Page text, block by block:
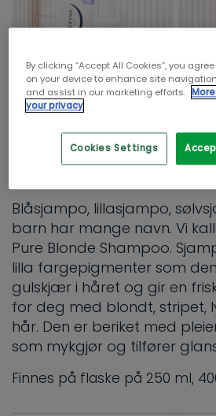
SHAMPOO
Define Pure
Blåsjampo, lillasjampo,
barn har mange navn. Vi
Pure Blonde Shampoo.
lilla fargepigmenter som
gulskjær i håret og gir en
for deg med blondt,
hår. Den er beriket med
som mykgjør og tilfører
Finnes på flaske på 250 ml,
By clicking “Accept All Cookies”, you
on your device to enhance site
and assist in our marketing efforts.
your privacy
Cookies Settings